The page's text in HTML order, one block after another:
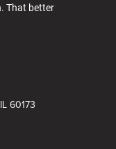
That better
60173